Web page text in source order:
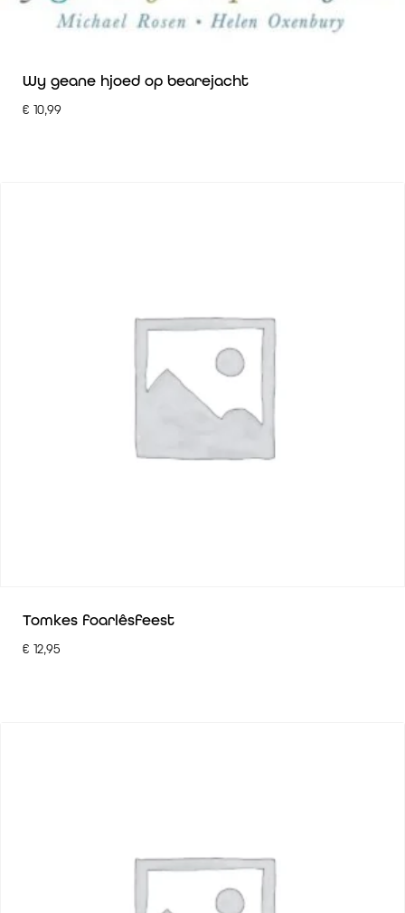
Wy geane hjoed op bearejacht
€ 10,99
Tomkes foarlêsfeest
€ 12,95